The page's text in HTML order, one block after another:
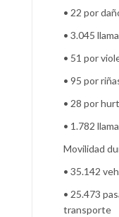
• 22 por
• 3.045
• 51 por
• 95 por
• 28 por
• 1.782
Movilidad
• 35.142
• 25.473
transporte